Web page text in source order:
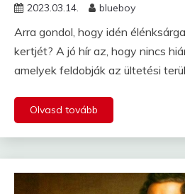
2023.03.14. blueboy
Arra gondol, hogy idén
kertjét? A jó hír az, hogy nincs
amelyek feldobják az ültetési
Olvasd tovább